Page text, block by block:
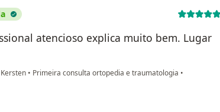
atencioso explica muito bem. Lugar
• Primeira consulta ortopedia e traumatologia •